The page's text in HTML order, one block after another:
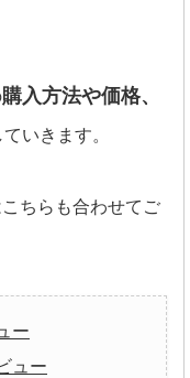
購入方法や価格、
いきます。
ちらも合わせてご
ー
ュー